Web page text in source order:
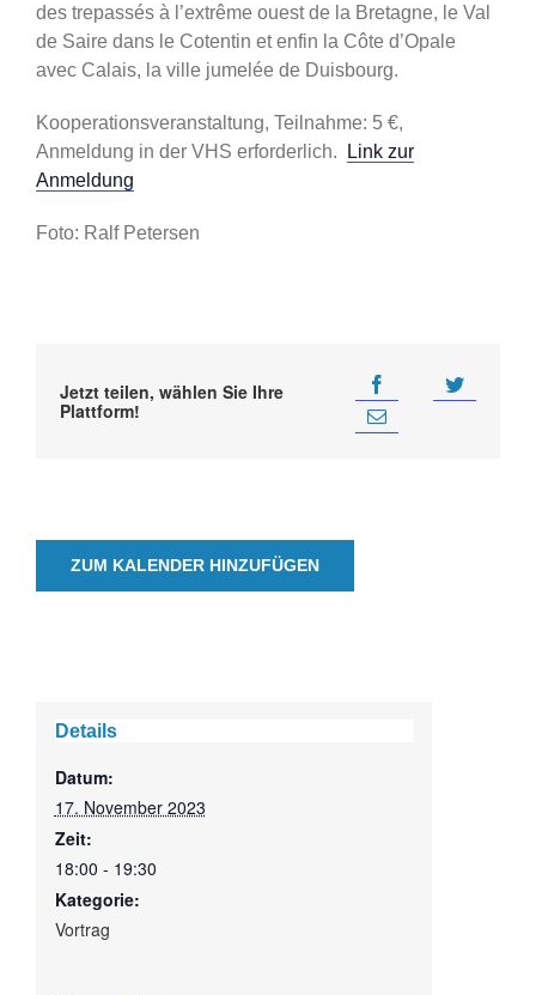
des trepassés à l’extrême ouest de la Bretagne, le Val
de Saire dans le Cotentin et enfin la Côte d’Opale
avec Calais, la ville jumelée de Duisbourg.
Kooperationsveranstaltung, Teilnahme: 5 €,
Anmeldung in der VHS erforderlich.
Link zur
Anmeldung
Foto: Ralf Petersen
Jetzt teilen, wählen Sie Ihre
Plattform!
ZUM KALENDER HINZUFÜGEN
Details
Datum:
17. November 2023
Zeit:
18:00 - 19:30
Kategorie:
Vortrag